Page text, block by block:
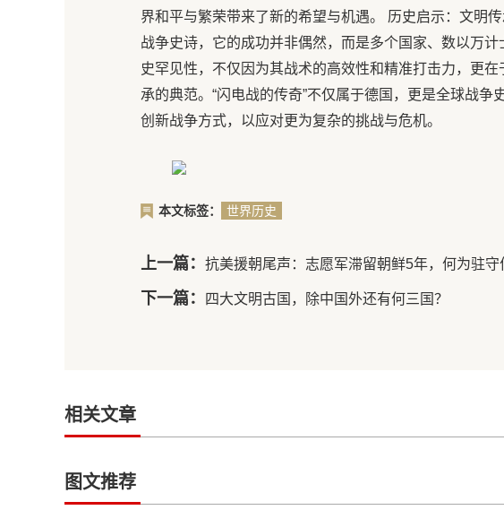
界和平与繁荣带来了新的希望与机遇。 历史启示：文明
战争史诗，它的成功并非偶然，而是多个国家、数以万
史罕见性，不仅因为其战术的高效性和精准打击力，更
承的典范。“闪电战的传奇”不仅属于德国，更是全球战争
创新战争方式，以应对更为复杂的挑战与危机。
本文标签： 世界历史
上一篇： 抗美援朝尾声：志愿军滞留朝鲜5年，何为驻守
下一篇： 四大文明古国，除中国外还有何三国？
相关文章
图文推荐